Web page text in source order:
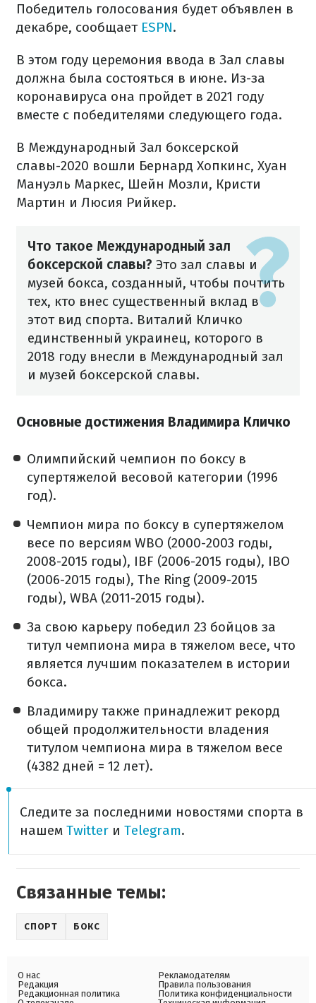
Победитель голосования будет объявлен в
декабре, сообщает ESPN.
В этом году церемония ввода в Зал славы
должна была состояться в июне. Из-за
коронавируса она пройдет в 2021 году
вместе с победителями следующего года.
В Международный Зал боксерской
славы-2020 вошли Бернард Хопкинс, Хуан
Мануэль Маркес, Шейн Мозли, Кристи
Мартин и Люсия Рийкер.
Что такое Международный зал
боксерской славы? Это зал славы и
музей бокса, созданный, чтобы почтить
тех, кто внес существенный вклад в
этот вид спорта. Виталий Кличко
единственный украинец, которого в
2018 году внесли в Международный зал
и музей боксерской славы.
Основные достижения Владимира Кличко
Олимпийский чемпион по боксу в
супертяжелой весовой категории (1996
год).
Чемпион мира по боксу в супертяжелом
весе по версиям WBO (2000-2003 годы,
2008-2015 годы), IBF (2006-2015 годы), IBO
(2006-2015 годы), The Ring (2009-2015
годы), WBA (2011-2015 годы).
За свою карьеру победил 23 бойцов за
титул чемпиона мира в тяжелом весе, что
является лучшим показателем в истории
бокса.
Владимиру также принадлежит рекорд
общей продолжительности владения
титулом чемпиона мира в тяжелом весе
(4382 дней = 12 лет).
Следите за последними новостями спорта в
нашем Twitter и Telegram.
Связанные темы:
СПОРТ БОКС
О нас
Редакция
Редакционная политика
Рекламодателям
Правила пользования
Политика конфиденциальности